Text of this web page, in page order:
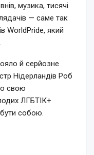
музика, тисячі
— саме так
WorldPride, який
й серйозне
Нідерландів Роб
свою
ЛГБТІК+
собою.